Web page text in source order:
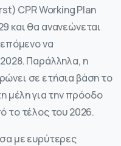
CPR Working Plan
και θα ανανεώνεται
να
Παράλληλα, η
σε ετήσια βάση το
μέλη για την πρόοδο
το τέλος του 2026.
με ευρύτερες